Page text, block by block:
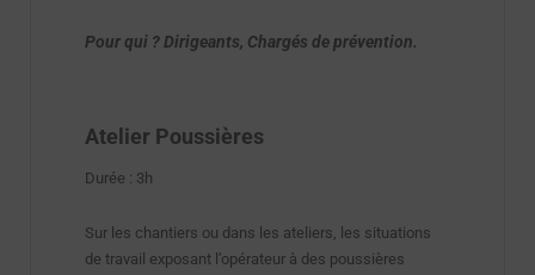
Pour qui ? Dirigeants, Chargés de prévention.
Atelier Poussières
Durée : 3h
Sur les chantiers ou dans les ateliers, les situations
de travail exposant l’opérateur à des poussières